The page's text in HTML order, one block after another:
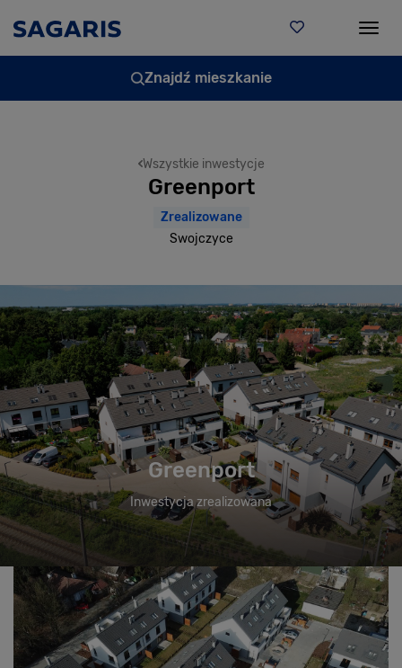
Znajdź mieszkanie
Wszystkie inwestycje
Greenport
Zrealizowane
Swojczyce
Greenport
Inwestycja zrealizowana